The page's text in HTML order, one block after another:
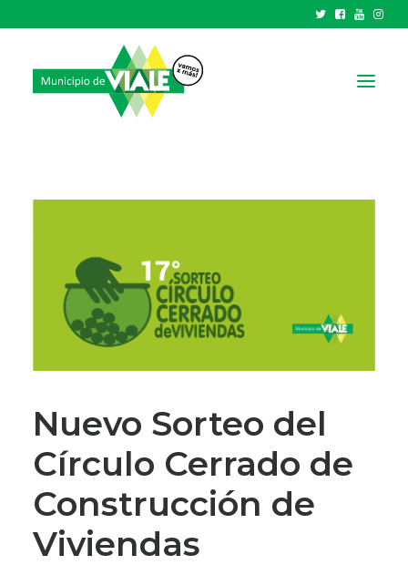
GOBIERNO
TRÁMITES Y SERVICIOS
CIUDAD
PARQUE INDUSTRIAL
RECAUDACIONES
Nuevo Sorteo del
Círculo Cerrado de
Construcción de
Viviendas